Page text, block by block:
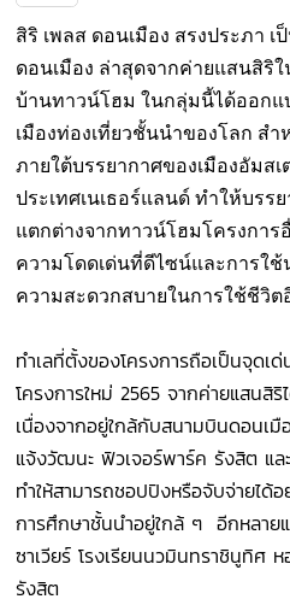
สิริ เพลส ดอนเมือง สรงประภา
ดอนเมือง ล่าสุดจากค่ายแสนสิริใน
บ้านทาวน์โฮม ในกลุ่มนี้ได้ออกแ
เมืองท่องเที่ยวชั้นนำของโลก ส
ภายใต้บรรยากาศของเมืองอัมส
ประเทศเนเธอร์แลนด์ ทำให้บรร
แตกต่างจากทาวน์โฮมโครงการ
ความโดดเด่นที่ดีไซน์และการใ
ความสะดวกสบายในการใช้ชีวิต
ทำเลที่ตั้งของโครงการถือเป็นจุดเ
โครงการใหม่ 2565 จากค่ายแสนสิ
เนื่องจากอยู่ใกล้กับสนามบินดอนเ
แจ้งวัฒนะ ฟิวเจอร์พาร์ค รังสิต แล
ทำให้สามารถชอปปิงหรือจับจ่ายไ
การศึกษาชั้นนำอยู่ใกล้ ๆ อีกหลาย
ซาเวียร์ โรงเรียนนวมินทราชินูทิศ
รังสิต